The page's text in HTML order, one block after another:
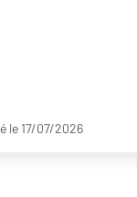
le 17/07/2026